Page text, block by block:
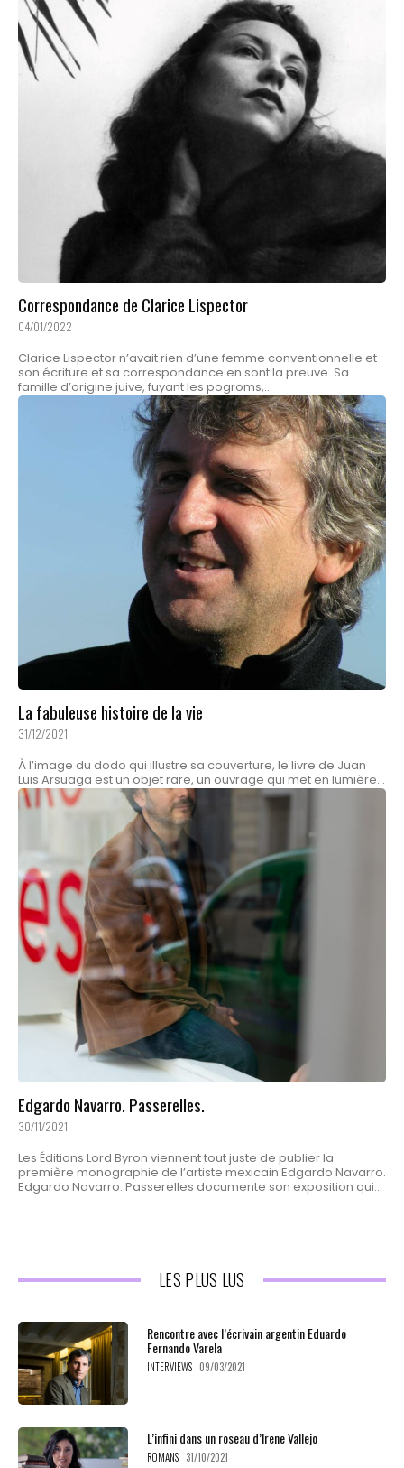
Correspondance de Clarice Lispector
04/01/2022
Clarice Lispector n’avait rien d’une femme conventionnelle et
son écriture et sa correspondance en sont la preuve. Sa
famille d’origine juive, fuyant les pogroms,...
La fabuleuse histoire de la vie
31/12/2021
À l’image du dodo qui illustre sa couverture, le livre de Juan
Luis Arsuaga est un objet rare, un ouvrage qui met en lumière...
Edgardo Navarro. Passerelles.
30/11/2021
Les Éditions Lord Byron viennent tout juste de publier la
première monographie de l’artiste mexicain Edgardo Navarro.
Edgardo Navarro. Passerelles documente son exposition qui...
LES PLUS LUS
Rencontre avec l’écrivain argentin Eduardo
Fernando Varela
INTERVIEWS 09/03/2021
L’infini dans un roseau d’Irene Vallejo
ROMANS 31/10/2021